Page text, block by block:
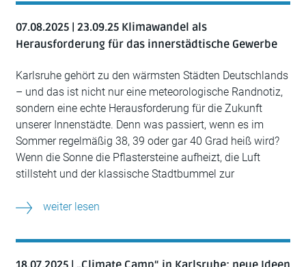
07.08.2025 | 23.09.25 Klimawandel als
Herausforderung für das innerstädtische Gewerbe
Karlsruhe gehört zu den wärmsten Städten Deutschlands
– und das ist nicht nur eine meteorologische Randnotiz,
sondern eine echte Herausforderung für die Zukunft
unserer Innenstädte. Denn was passiert, wenn es im
Sommer regelmäßig 38, 39 oder gar 40 Grad heiß wird?
Wenn die Sonne die Pflastersteine aufheizt, die Luft
stillsteht und der klassische Stadtbummel zur
weiter lesen